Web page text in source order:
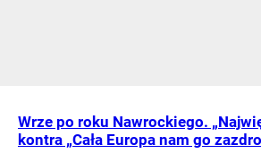
Wrze po roku Nawrockiego.
kontra „Cała Europa nam go